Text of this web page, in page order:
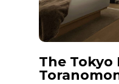
The Tokyo